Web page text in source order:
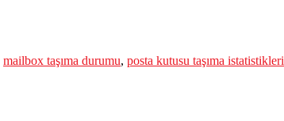
mailbox taşıma durumu, posta kutusu taşıma istatistikleri